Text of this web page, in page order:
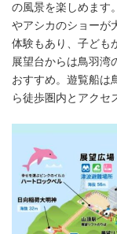
の風景を楽しめます
やアシカのショーが
体験もあり、子ども
展望台からは鳥羽湾
おすすめ。遊覧船は
ら徒歩圏内とアクセ